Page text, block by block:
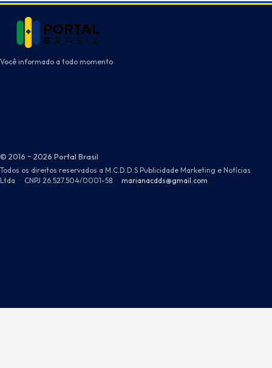
Você informado a todo momento
© 2016 ~ 2026 Portal Brasil
Todos os direitos reservados a M.C.D.D.S Publicidade Marketing e Notícias
Ltda · CNPJ 26.527.504/0001-58 · marianacdds@gmail.com